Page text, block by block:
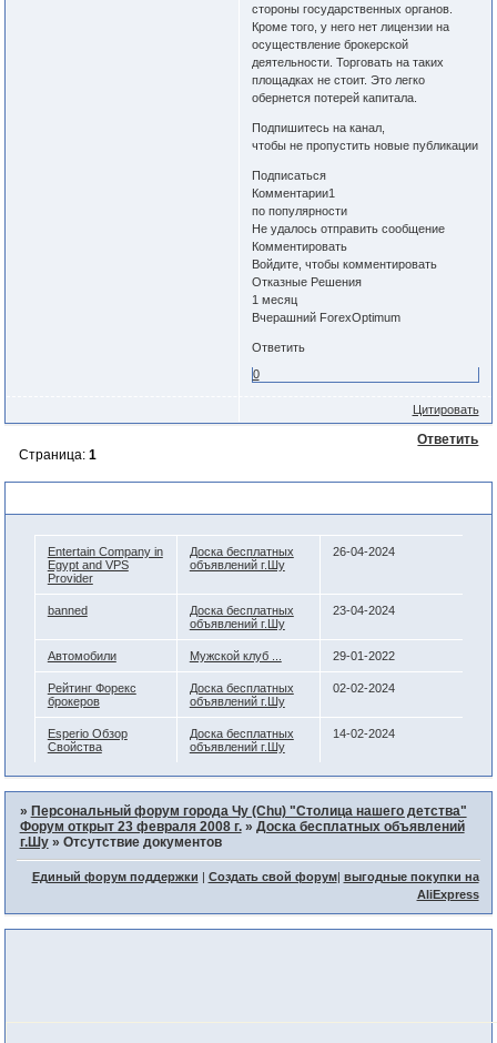
стороны государственных органов.
Кроме того, у него нет лицензии на
осуществление брокерской
деятельности. Торговать на таких
площадках не стоит. Это легко
обернется потерей капитала.
Подпишитесь на канал,
чтобы не пропустить новые публикации
Подписаться
Комментарии1
по популярности
Не удалось отправить сообщение
Комментировать
Войдите, чтобы комментировать
Отказные Решения
1 месяц
Вчерашний ForexOptimum
Ответить
0
Цитировать
Ответить
Страница: 1
Entertain Company in
Egypt and VPS
Provider
Доска бесплатных
объявлений г.Шу
26-04-2024
banned
Доска бесплатных
объявлений г.Шу
23-04-2024
Автомобили Мужской клуб ... 29-01-2022
Рейтинг Форекс
брокеров
Доска бесплатных
объявлений г.Шу
02-02-2024
Esperio Обзор
Свойства
Доска бесплатных
объявлений г.Шу
14-02-2024
» Персональный форум города Чу (Chu) "Столица нашего детства"
Форум открыт 23 февраля 2008 г. » Доска бесплатных объявлений
г.Шу » Отсутствие документов
Единый форум поддержки Создать свой форум| выгодные покупки на
AliExpress